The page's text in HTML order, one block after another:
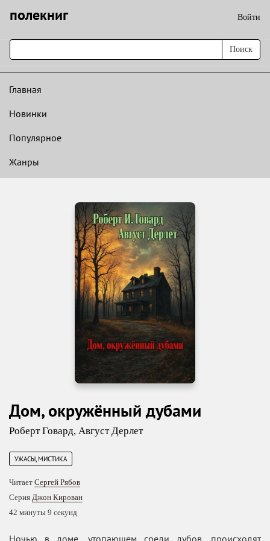
полекниг Войти
Поиск
Главная
Новинки
Популярное
Жанры
Дом, окружённый дубами
Роберт Говард, Август Дерлет
УЖАСЫ, МИСТИКА
Читает Сергей Рябов
Серия Джон Кирован
42 минуты 9 секунд
Ночью в доме, утопающем среди дубов, происходят